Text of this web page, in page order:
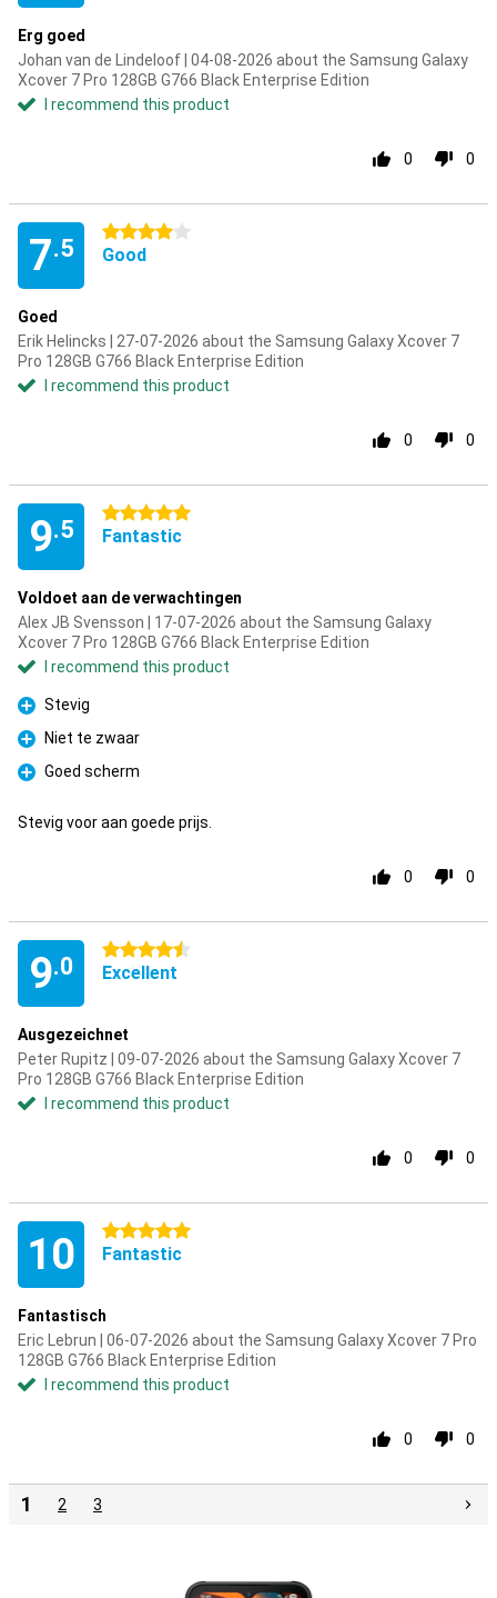
Erg goed
Johan van de Lindeloof | 04-08-2026 about the Samsung Galaxy
Xcover 7 Pro 128GB G766 Black Enterprise Edition
I recommend this product
0 0
7.5
4 stars
Good
Goed
Erik Helincks | 27-07-2026 about the Samsung Galaxy Xcover 7
Pro 128GB G766 Black Enterprise Edition
I recommend this product
0 0
9.5
5 stars
Fantastic
Voldoet aan de verwachtingen
Alex JB Svensson | 17-07-2026 about the Samsung Galaxy
Xcover 7 Pro 128GB G766 Black Enterprise Edition
I recommend this product
Pro
Stevig
Pro
Niet te zwaar
Pro
Goed scherm
Stevig voor aan goede prijs.
0 0
9.0
4.5 stars
Excellent
Ausgezeichnet
Peter Rupitz | 09-07-2026 about the Samsung Galaxy Xcover 7
Pro 128GB G766 Black Enterprise Edition
I recommend this product
0 0
10 5 stars
Fantastic
Fantastisch
Eric Lebrun | 06-07-2026 about the Samsung Galaxy Xcover 7 Pro
128GB G766 Black Enterprise Edition
I recommend this product
0 0
1 2 3